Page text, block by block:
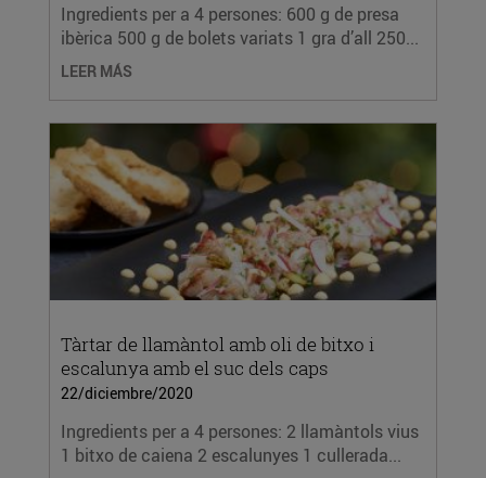
Ingredients per a 4 persones: 600 g de presa
ibèrica 500 g de bolets variats 1 gra d’all 250...
LEER MÁS
Tàrtar de llamàntol amb oli de bitxo i
escalunya amb el suc dels caps
22/diciembre/2020
Ingredients per a 4 persones: 2 llamàntols vius
1 bitxo de caiena 2 escalunyes 1 cullerada...